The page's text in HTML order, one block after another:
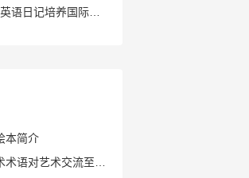
VIPKID 如何用英语日记培养国际化人才？
本简介